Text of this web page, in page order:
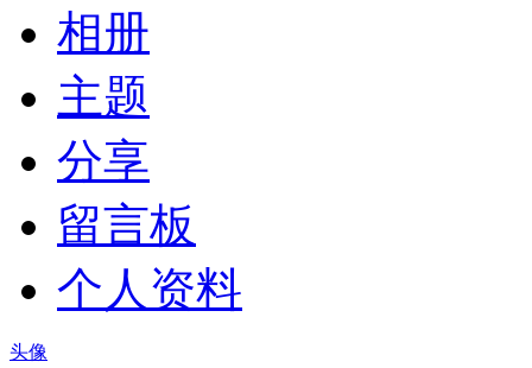
相册
主题
分享
留言板
个人资料
头像